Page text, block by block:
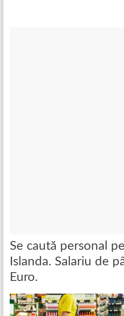
Se caută personal
Islanda. Salariu de
Euro.